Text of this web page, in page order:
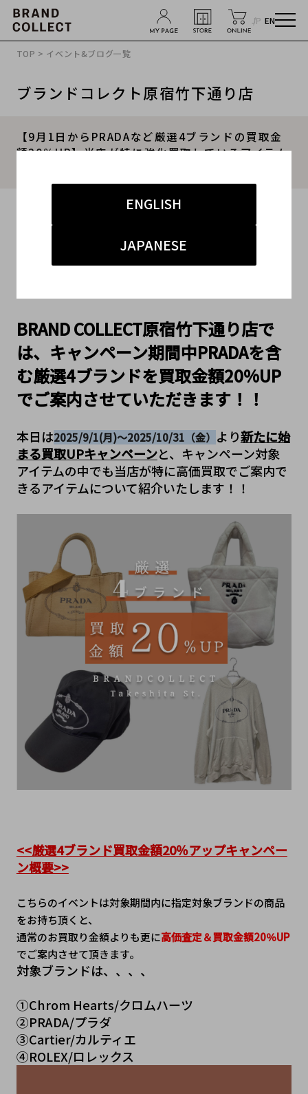
JP EN
ENGLISH
JAPANESE
TOP > イベント&ブログ一覧
ブランドコレクト原宿竹下通り店
【9月1日からPRADAなど厳選4ブランドの買取金
額20％UP】当店が特に強化買取しているアイテム
#竹下 インポート
BRAND COLLECT原宿竹下通り店で
は、キャンペーン期間中PRADAを含
む厳選4ブランドを買取金額20%UP
でご案内させていただきます！！
本日は2025/9/1(月)～2025/10/31（金） より新たに始
まる買取UPキャンペーンと、キャンペーン対象
アイテムの中でも当店が特に高価買取でご案内で
きるアイテムについて紹介いたします！！
<<厳選4ブランド買取金額20％アップキャンペー
ン概要>>
こちらのイベントは対象期間内に指定対象ブランドの商品
をお持ち頂くと、
通常のお買取り金額よりも更に高価査定＆買取金額20％UP
でご案内させて頂きます。
対象ブランドは、、、、
①Chrom Hearts/クロムハーツ
②PRADA/プラダ
③Cartier/カルティエ
④ROLEX/ロレックス